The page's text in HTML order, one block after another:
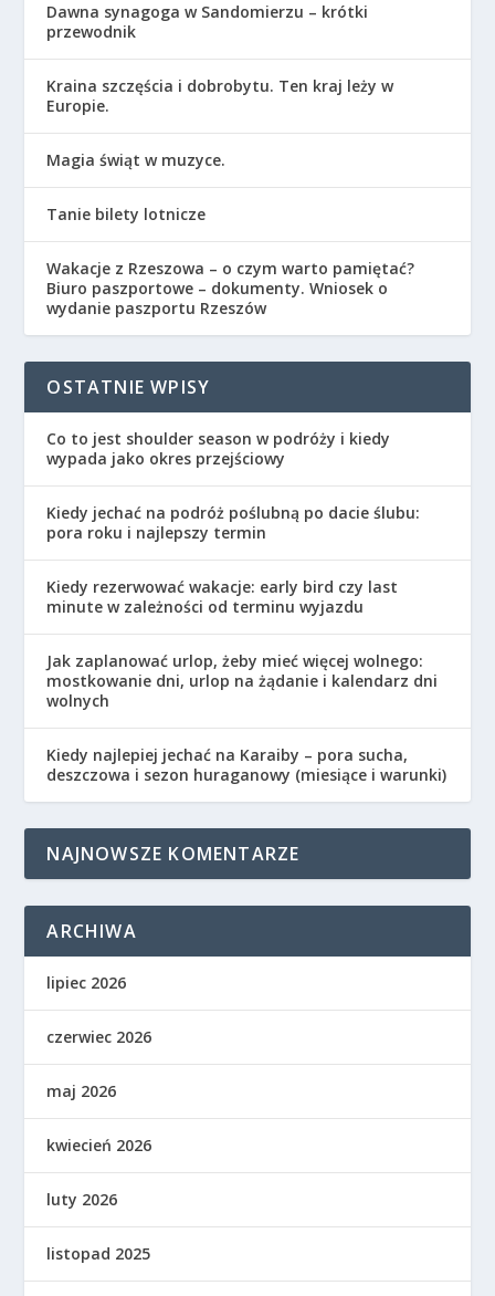
Dawna synagoga w Sandomierzu – krótki
przewodnik
Kraina szczęścia i dobrobytu. Ten kraj leży w
Europie.
Magia świąt w muzyce.
Tanie bilety lotnicze
Wakacje z Rzeszowa – o czym warto pamiętać?
Biuro paszportowe – dokumenty. Wniosek o
wydanie paszportu Rzeszów
OSTATNIE WPISY
Co to jest shoulder season w podróży i kiedy
wypada jako okres przejściowy
Kiedy jechać na podróż poślubną po dacie ślubu:
pora roku i najlepszy termin
Kiedy rezerwować wakacje: early bird czy last
minute w zależności od terminu wyjazdu
Jak zaplanować urlop, żeby mieć więcej wolnego:
mostkowanie dni, urlop na żądanie i kalendarz dni
wolnych
Kiedy najlepiej jechać na Karaiby – pora sucha,
deszczowa i sezon huraganowy (miesiące i warunki)
NAJNOWSZE KOMENTARZE
ARCHIWA
lipiec 2026
czerwiec 2026
maj 2026
kwiecień 2026
luty 2026
listopad 2025